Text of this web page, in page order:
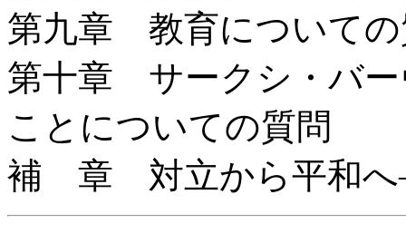
第九章 教育についての
第十章 サークシ・バー
ことについての質問
補 章 対立から平和へ